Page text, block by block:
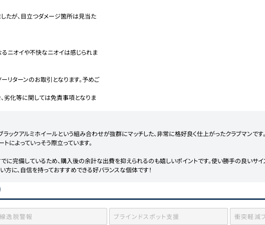
たが、目立つダメージ箇所は見当た
ニオイや不快なニオイは感じられま
ターンのお取引となります。予めご
劣化等に関しては免責事項となりま
ラックアルミホイールという組み合わせが抜群にマッチした、非常に格好良く仕上がったクラブマンで
によっていっそう際立っています。
に完備しているため、購入後の余計な出費を抑えられるのも嬉しいポイントです。使い勝手の良いサイ
に、自信を持っておすすめできる好バランスな個体です！
逸脱警報 ブラインドスポット支援 衝突軽減